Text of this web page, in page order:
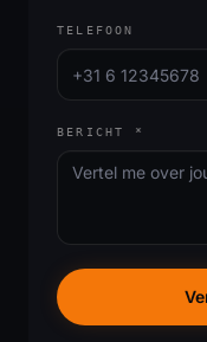
TELEFOON
BERICHT *